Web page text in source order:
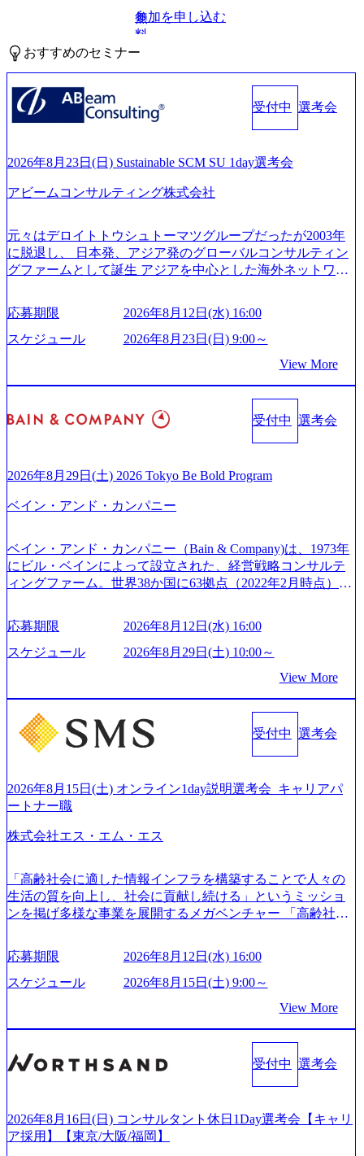
無
料
参加を申し込む
おすすめのセミナー
受付中 選考会
2026年8月23日(日) Sustainable SCM SU 1day選考会
アビームコンサルティング株式会社
元々はデロイトトウシュトーマツグループだったが2003年
に脱退し、 日本発、アジア発のグローバルコンサルティン
グファームとして誕生 アジアを中心とした海外ネットワー
供している日系最大級の総合コンサルティングファーム
『Build Beyond As One ®.』をブランドメッセージに掲げ、
企業や組織の変革を通じて社会や産業の課題を解決し、未
確実な実現と社会的価値及び経済的価値の追求にも貢献 NE
Cとの戦略的資本提携も実現して、現在はNECのグループ会
社であり、戦略、業務改革、IT、組織・人事、アウトソー
シングなどの専門知識と、豊富な経験を持つ約6,000名を超
えるプロフェッショナルを有する 金融、製造、流通、エネ
トとしている SAP領域においては日本市場No.1を誇り、全
定コンサルタント資格を取得している また、日本国内企業
資格も保有、さまざまな業界・業種でのプロジェクト実績
と蓄積されたノウハウを基に独自の方法論やテンプレート
を開発し、それらを活用してお客様に最適なSAPコンサル
ティングサービスを提供する https://storage.googleapis.com/our
96dc8f2-7d54-42b9-a7ae-8c532c52d3d8_1200x678.webp アビー
ムコンサルティング会社資料 (https://www.abeam.com/content/
dam/abeam/jp/ja/about/company/ABeamConsultingCompanyProfil
e_jpn_4.pdf) 『SAP AWARD OF EXCELLENCE 2024』にお
s.jp/main/html/rd/p/000000010.000123981.html) アビームコンサ
ルティング、社員の健康改善を支援 食事・睡眠など可視
化 (https://www.nikkan.co.jp/articles/view/00694812) “失われた3
0年”をアビームの｢人的資本経営｣で取り戻したい (https://ww
グスのESG価値の可視化を支援 「インパクト加重会計」
を用いて非財務活動の社会的インパクトを算出 (https://prtime
s.jp/main/html/rd/p/000000015.000123981.html) NECから独立し
て20年近く成長を続けており、2022年3月期の連結売上高は
でグループ従業員数は7523人と、国内でも有数の規模のコ
ンサルティング会社となり、今後も成長性が大きくみられ
る 日本企業的な柔らかい雰囲気が特徴的で、従業員方の人
社時に10日間の間みっちりとコンサルの基礎を支援)を魅力
に感じ、他Big4ではなくアビームを選ぶ方も多数 アビーム
といえばSAPをはじめとしたシステム、とイメージされる
こともあるが実態としては経営戦略策定や新規事業立案な
どのトップラインを上げるための戦略案件も多く存在 特に
スポーツ&エンターテイメント領域ではBig4に先んじて注力
し、業界内で大きな存在感を誇る 社員の多様化する生活ス
タイルやライフイベントに対応した働きやすい職場環境を
実現するため、さまざまなサポート制度を導入している 多
クス制度やフリーロケーション制度、フルリモート制度な
どの多様な働き方をサポートする制度が整備されている 202
応募期限
2026年8月12日(水) 16:00
スケジュール
2026年8月23日(日) 9:00～
View More
受付中 選考会
2026年8月29日(土) 2026 Tokyo Be Bold Program
ベイン・アンド・カンパニー
ベイン・アンド・カンパニー（Bain & Company)は、1973年
にビル・ベインによって設立された、経営戦略コンサルテ
ィングファーム。世界38か国に63拠点（2022年2月時点）、
アントにお届けするのは単なるレポートではなく、『結
果』である。」この原則のもと、ベインは1973年に創業さ
れた。クライアントが不確かな未来の中、競争に勝てるよ
に、提言を具体的な行動に落とし込んでいる。 徹底した
「結果主義」を標榜。クライアントのフルポテンシャル実
現を目標に、具体的に目に見える成果を出すことを信条と
して、全社戦略やトランスフォーメーション案件を多く扱
っている ベインの社風を体現するものとして「True North」
て見えるTrue Northとは磁北ではなく真北、風説や思い込み
による一見正しい答えや、単に理論的に正しいが実行不可
の答えを提供したい、というベインのコンサルティングに
ィスとの連携が多く、海外プロジェクトへのアサインや海
外オフィスへのトランスファー制度などが充実している。
東京オフィスに来るグローバルメンバーも多く、グローバ
ル・ワンチームで活動している。プロボノ活動にも力を入
無償でコンサルティングを提供している。 2026年8月29日
(土) の対面Kick-offイベントを皮切りに1か月程度のプログラ
ム ※初回プログラム : 8月29日(土)10:00～13:30 2026年8月12
日(水) 16:00 Bain & Company Tokyoでは、「Tokyo Be Bold Pr
ogram (女性候補者向け選考支援プログラム)」を実施いたし
ます。クライアントに斬新なソリューションを提供し、複
雑な経営課題を解決するために、チームのダイバーシティ
致します。 「未経験では難しいのではないか」、「実際女
性はどのように活躍をしているのか」、「ケース面接の経
験がなく対策の仕方が知りたい」などのお声をたくさんい
応募期限
2026年8月12日(水) 16:00
スケジュール
2026年8月29日(土) 10:00～
View More
受付中 選考会
2026年8月15日(土) オンライン1day説明選考会_キャリアパ
ートナー職
株式会社エス・エム・エス
「高齢社会に適した情報インフラを構築することで人々の
生活の質を向上し、社会に貢献し続ける」というミッショ
ンを掲げ多様な事業を展開するメガベンチャー 「高齢社会
「シニアライフ」の領域で、40以上のサービスを開発・運
営 16期連続で増収増益を達成し、海外では17ヵ国で事業を
展開 今後も既存事業の拡大・成長と新規事業の開発を進め
社風。エス・エム・エス出身の起業家も多く、SMSマフィ
ア（Paypalマフィアのもじり）という単語も存在 https://stalgi
e.co.jp/sms-mafia-map/ (https://stalgie.co.jp/sms-mafia-map/) ＜主
な事業内容＞ - キャリア分野 - 介護職向け求人情報・人材紹
向け経営支援プラットフォーム - 海外分野 - 医療・ヘルスケ
ア関連事業者向けマーケティング支援 - グローバルキャリ
応募期限
2026年8月12日(水) 16:00
スケジュール
2026年8月15日(土) 9:00～
View More
受付中 選考会
2026年8月16日(日) コンサルタント休日1Day選考会【キャリ
ア採用】【東京/大阪/福岡】